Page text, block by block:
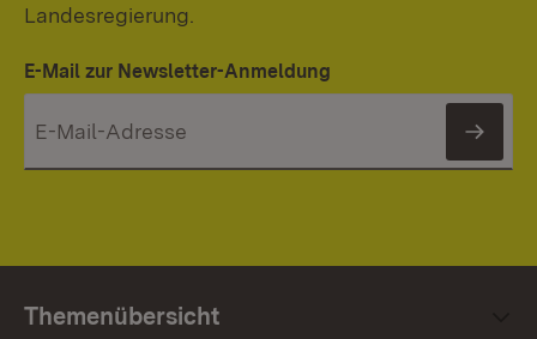
Landesregierung.
E-Mail zur Newsletter-Anmeldung
Themenübersicht